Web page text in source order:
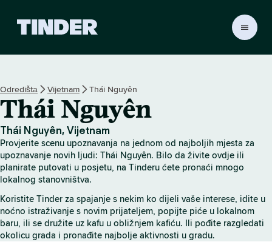
r
o
m
e
Odredištа Vijetnam Thái Nguyên
Thái Nguyên
Thái Nguyên, Vijetnam
Provjerite scenu upoznavanja na jednom od najboljih mjesta za
upoznavanje novih ljudi: Thái Nguyên. Bilo da živite ovdje ili
planirate putovati u posjetu, na Tinderu ćete pronaći mnogo
lokalnog stanovništva.
Koristite Tinder za spajanje s nekim ko dijeli vaše interese, idite u
noćno istraživanje s novim prijateljem, popijte piće u lokalnom
baru, ili se družite uz kafu u obližnjem kafiću. Ili pođite razgledati
okolicu grada i pronađite najbolje aktivnosti u gradu.